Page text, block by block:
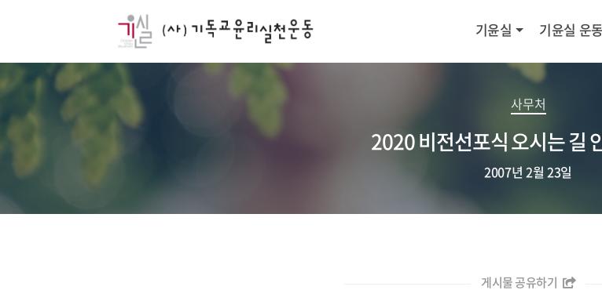
기윤실 기윤실 운동
사무처
2020 비전선포식 오시는 길
2007년 2월 23일
게시물 공유하기